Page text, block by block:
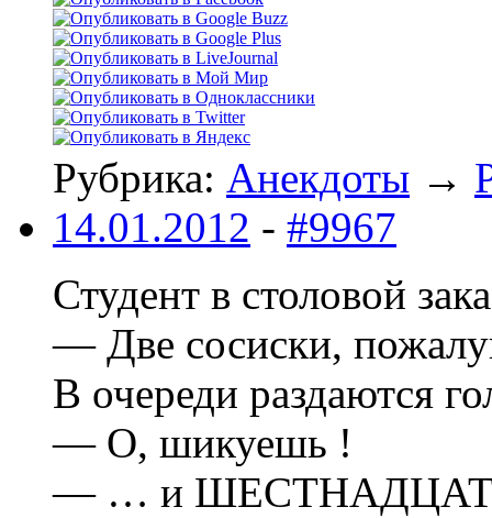
Рубрика: Анекдоты →
14.01.2012 - #9967
Студент в столовой
— Две сосиски,
В очеpеди pаздаются
— О, шикуешь !
— … и ШЕСТHАДЦАТЬ